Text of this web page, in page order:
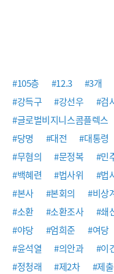
#105층 #12.3 #3개
#강득구
#강선우 #검
#글로벌비지니스콤플렉스
#당명
#대전 #대통령
#무혐의
#문정복 #민
#백혜련
#법사위 #법
#본사
#본회의 #비상
#소환
#소환조사 #쇄
#야당
#엄희준 #여당
#윤석열
#의안과 #이
#정청래
#제2차 #제출